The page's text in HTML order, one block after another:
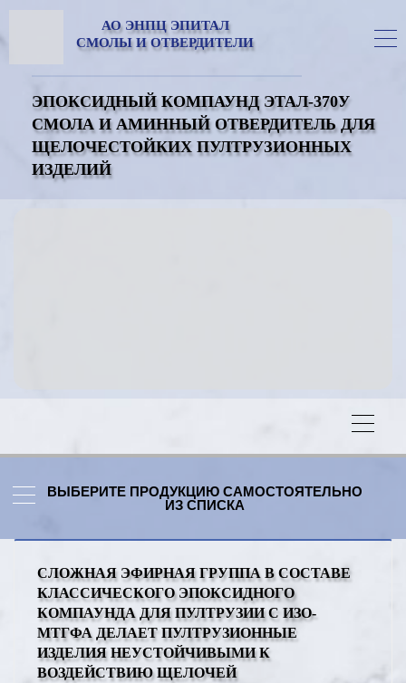
АО ЭНПЦ ЭПИТАЛ
СМОЛЫ И ОТВЕРДИТЕЛИ
ЭПОКСИДНЫЙ КОМПАУНД ЭТАЛ-370У
СМОЛА И АМИННЫЙ ОТВЕРДИТЕЛЬ ДЛЯ
ЩЕЛОЧЕСТОЙКИХ ПУЛТРУЗИОННЫХ
ИЗДЕЛИЙ
ВЫБЕРИТЕ ПРОДУКЦИЮ САМОСТОЯТЕЛЬНО
ИЗ СПИСКА
СЛОЖНАЯ ЭФИРНАЯ ГРУППА В СОСТАВЕ
КЛАССИЧЕСКОГО ЭПОКСИДНОГО
КОМПАУНДА ДЛЯ ПУЛТРУЗИИ С ИЗО-
МТГФА ДЕЛАЕТ ПУЛТРУЗИОННЫЕ
ИЗДЕЛИЯ НЕУСТОЙЧИВЫМИ К
ВОЗДЕЙСТВИЮ ЩЕЛОЧЕЙ